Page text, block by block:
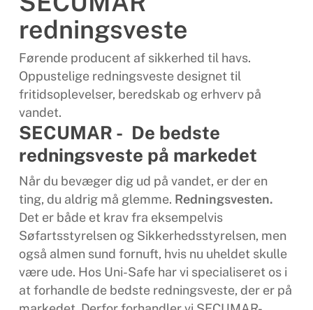
redningsveste
Førende producent af sikkerhed til havs.
Oppustelige redningsveste designet til
fritidsoplevelser, beredskab og erhverv på
vandet.
SECUMAR - De bedste
redningsveste på markedet
Når du bevæger dig ud på vandet, er der en
ting, du aldrig må glemme. Redningsvesten.
Det er både et krav fra eksempelvis
Søfartsstyrelsen og Sikkerhedsstyrelsen, men
også almen sund fornuft, hvis nu uheldet skulle
være ude. Hos Uni-Safe har vi specialiseret os i
at forhandle de bedste redningsveste, der er på